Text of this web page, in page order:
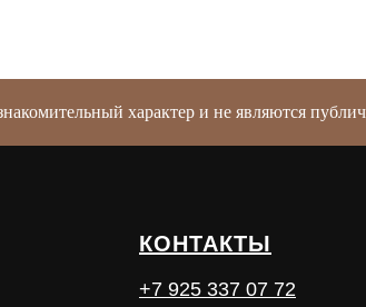
характер и не являются
КОНТАКТЫ
+7 925 337 07 72